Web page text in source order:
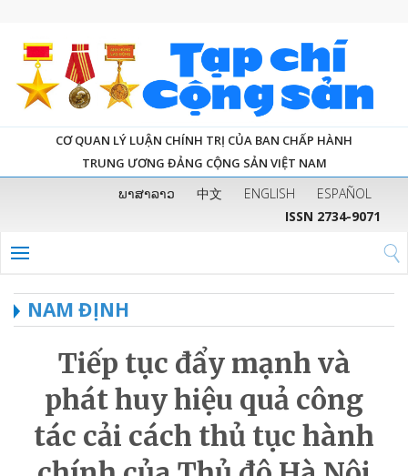
CƠ QUAN LÝ LUẬN CHÍNH TRỊ CỦA BAN CHẤP HÀNH
TRUNG ƯƠNG ĐẢNG CỘNG SẢN VIỆT NAM
ພາສາລາວ 中文 ENGLISH
ESPAÑOL
ISSN 2734-9071
NAM ĐỊNH
Tiếp tục đẩy mạnh và
phát huy hiệu quả công
tác cải cách thủ tục hành